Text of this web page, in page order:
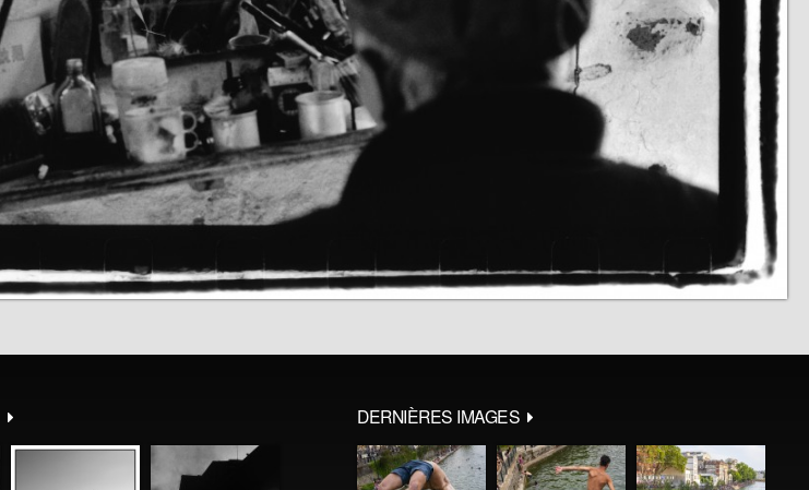
DERNIÈRES IMAGES